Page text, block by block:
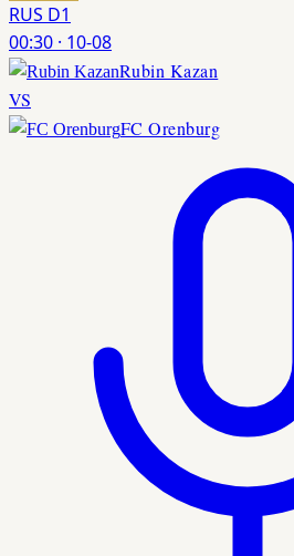
RUS D1
00:30 · 10-08
Rubin Kazan
VS
FC Orenburg